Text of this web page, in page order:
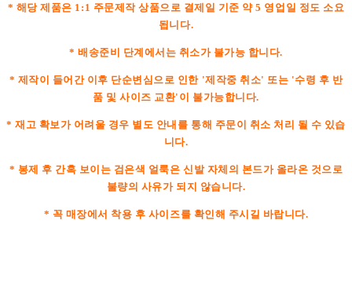
* 해당 제품은 1:1 주문제작 상품으로 결제일 기준 약 5 영업일 정도 소요
됩니다.
* 배송준비 단계에서는 취소가 불가능 합니다.
* 제작이 들어간 이후 단순변심으로 인한 '제작중 취소' 또는 '수령 후 반
품 및 사이즈 교환'이 불가능합니다.
* 재고 확보가 어려울 경우 별도 안내를 통해 주문이 취소 처리 될 수 있습
니다.
* 봉제 후 간혹 보이는 검은색 얼룩은 신발 자체의 본드가 올라온 것으로
불량의 사유가 되지 않습니다.
* 꼭 매장에서 착용 후 사이즈를 확인해 주시길 바랍니다.